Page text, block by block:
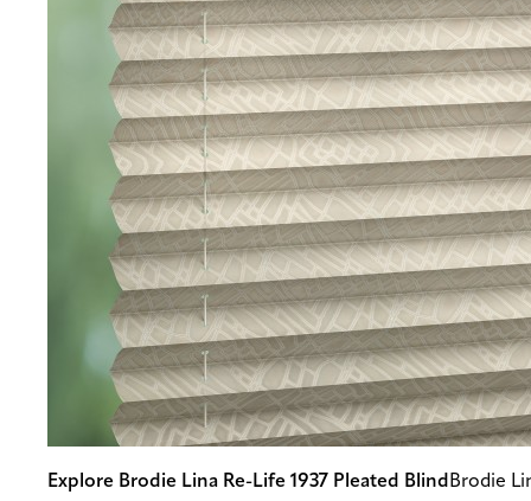
Explore Brodie Lina Re-Life 1937 Pleated BlindBrodie